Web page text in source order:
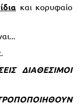
και κορυφαίο
ΔΙΑΘΕΣΙΜΟΙ